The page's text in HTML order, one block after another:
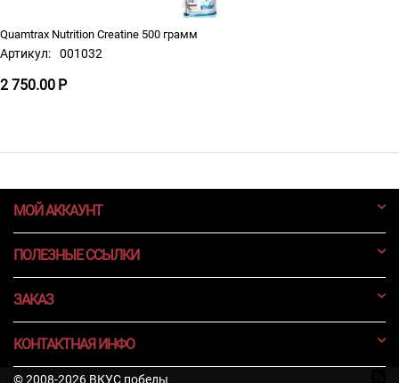
Quamtrax Nutrition Creatine 500 грамм
Артикул: 001032
2 750.00 Р
МОЙ АККАУНТ
ПОЛЕЗНЫЕ ССЫЛКИ
ЗАКАЗ
КОНТАКТНАЯ ИНФО
© 2008-2026 ВКУС победы